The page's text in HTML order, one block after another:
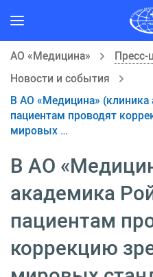
АО «Медицина»
Пресс-
Новости и события
В АО «Медицина» (клиника
пациентам проводят
мировых …
В АО
академика
пациентам
коррекцию